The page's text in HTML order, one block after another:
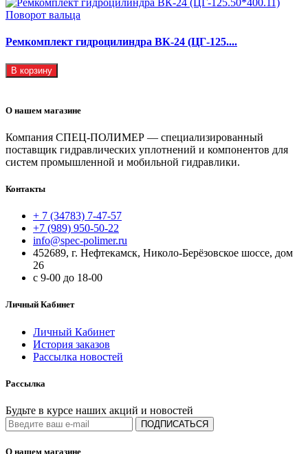
Ремкомплект гидроцилиндра ВК-24 (ЦГ-125....
В корзину
О нашем магазине
Компания СПЕЦ-ПОЛИМЕР — специализированный
поставщик гидравлических уплотнений и компонентов для
систем промышленной и мобильной гидравлики.
Контакты
+ 7 (34783) 7-47-57
+7 (989) 950-50-22
info@spec-polimer.ru
452689, г. Нефтекамск, Николо-Берёзовское шоссе, дом
26
с 9-00 до 18-00
Личный Кабинет
Личный Кабинет
История заказов
Рассылка новостей
Рассылка
Будьте в курсе наших акций и новостей
ПОДПИСАТЬСЯ
О нашем магазине